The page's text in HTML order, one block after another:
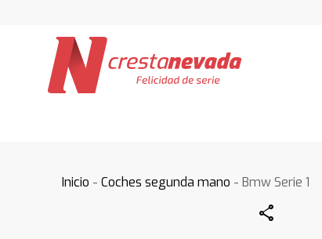
Inicio -Coches segunda mano - Bmw Serie 1
Share